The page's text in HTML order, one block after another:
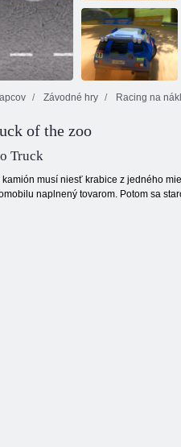
4
Rush mini-
preteky
Závodné hry Racing na
of the zoo
Truck
kamión musí niesť krabice z jedného
naplnený tovarom. Potom sa